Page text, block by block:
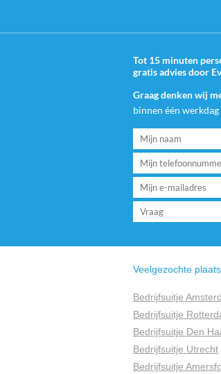
Tot 15 minuten
gratis advies door
Graag denken wij
binnen één werkdag
Veelgezochte
Bedrijfsuitje
Bedrijfsuitje
Bedrijfsuitje Den
Bedrijfsuitje Utrecht
Bedrijfsuitje